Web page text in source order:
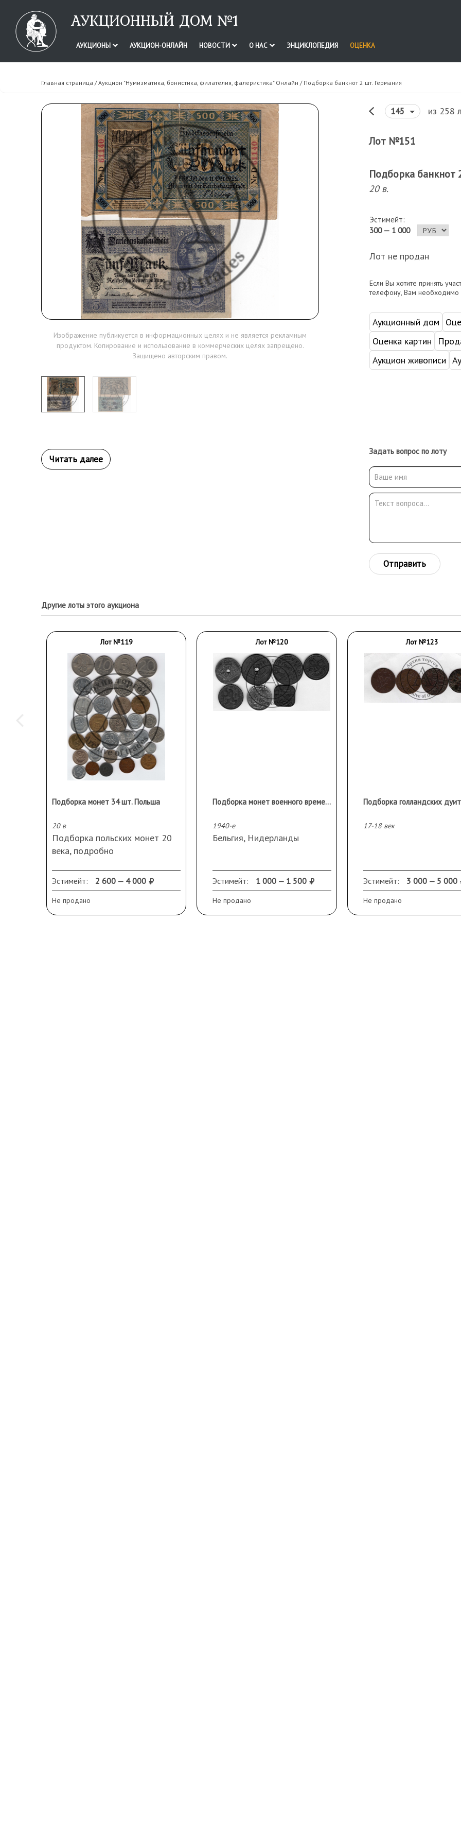
АУКЦИОННЫЙ ДОМ №1
АУКЦИОНЫ АУКЦИОН-ОНЛАЙН НОВОСТИ О НАС ЭНЦИКЛОПЕДИЯ ОЦЕНКА
Главная страница /Аукцион "Нумизматика, бонистика, филателия, фалеристика" Онлайн / Подборка банкнот 2 шт. Германия
Изображение публикуется в информационных целях и не является рекламным
продуктом. Копирование и использование в коммерческих целях запрещено.
Защищено авторским правом.
145 из 258
Лот №151
Подборка банкнот
20 в.
Эстимейт:
300 — 1 000
Лот не продан
Если Вы хотите принять
телефону, Вам необходимо
Аукционный дом
Оценка картин
Аукцион живописи
Задать вопрос по лоту
Отправить
Другие лоты этого аукциона
Лот №119
Подборка монет 34 шт. Польша
20 в
Подборка польских монет 20
века, подробно
экономики этой страны.
Эстимейт: 2 600 — 4 000
Не продано
Лот №120
Подборка монет военного времени. Оккупация фашистской Германии 7 шт.
1940-е
Бельгия, Нидерланды
Эстимейт: 1 000 — 1 500
Не продано
Лот №123
17-18 век
Эстимейт: 3 000 — 5 000
Не продано